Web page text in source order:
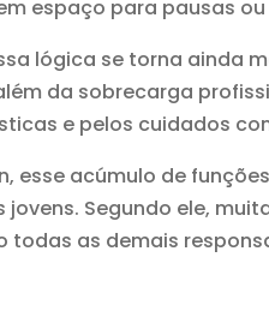
espaço para pausas
lógica se torna ainda
da sobrecarga
e pelos cuidados
esse acúmulo de
jovens. Segundo ele,
todas as demais